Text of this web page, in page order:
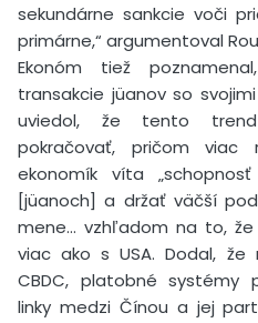
sekundárne sankcie voči
primárne,“ argumentoval
Ekonóm tiež
transakcie jüanov so
uviedol, že tento
pokračovať, pričom viac
ekonomík víta
[jüanoch] a držať väčší
mene… vzhľadom na to,
viac ako s USA. Dodal,
CBDC, platobné systémy
linky medzi Čínou a jej